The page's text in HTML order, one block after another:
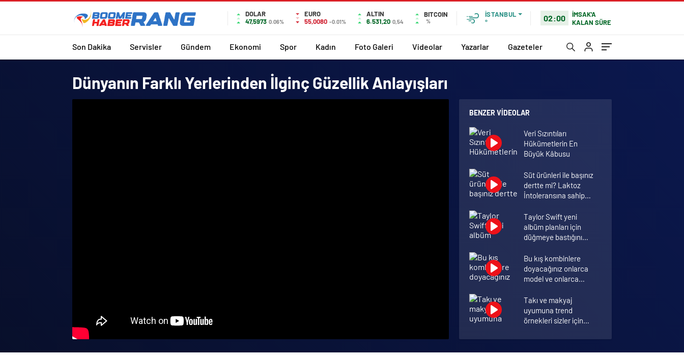
DOLAR
47,5973 0.06%
EURO
55,0080 -0.01%
ALTIN
6.531,20 0,54
BITCOIN
%
İSTANBUL
°
02:00
İMSAK'A
KALAN SÜRE
Son Dakika Servisler Gündem Ekonomi Spor Kadın Foto Galeri Videolar Yazarlar Gazeteler
Dünyanın Farklı Yerlerinden İlginç Güzellik Anlayışları
BENZER VIDEOLAR
Veri Sızıntıları
Hükümetlerin En
Büyük Kâbusu
Süt ürünleri ile başınız
dertte mi? Laktoz
İntoleransına sahip
Taylor Swift yeni
albüm planları için
düğmeye bastığını
duyurdu!
Bu kış kombinlere
doyacağınız onlarca
model ve onlarca
Takı ve makyaj
uyumuna trend
örnekleri sizler için
Annelik duygusunun
ortak tanımı